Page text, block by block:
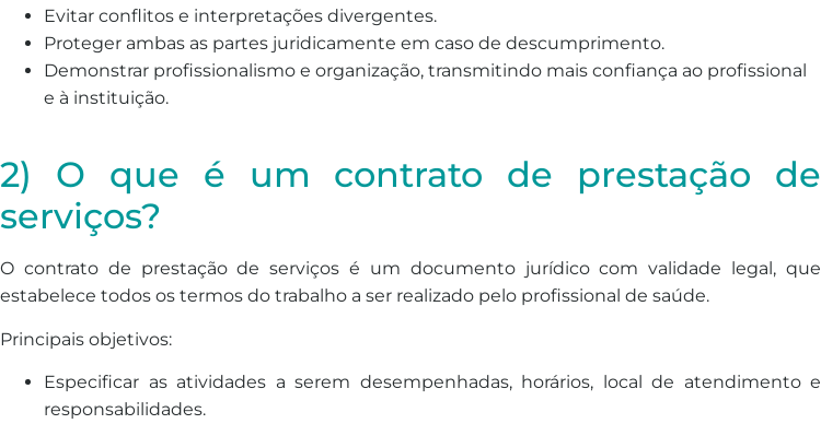
Evitar conflitos e interpretações divergentes.
Proteger ambas as partes juridicamente em caso de descumprimento.
Demonstrar profissionalismo e organização, transmitindo mais confiança ao profissional
e à instituição.
2) O que é um contrato de prestação de
serviços?
O contrato de prestação de serviços é um documento jurídico com validade legal, que
estabelece todos os termos do trabalho a ser realizado pelo profissional de saúde.
Principais objetivos:
Especificar as atividades a serem desempenhadas, horários, local de atendimento e
responsabilidades.